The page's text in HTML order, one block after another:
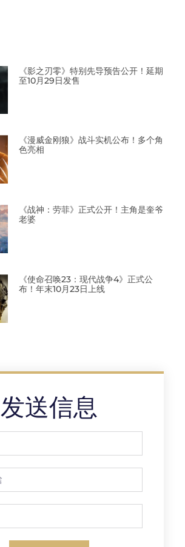
《影之刃零》特别先导预告公开！延期
至10月29日发售
《漫威金刚狼》战斗实机公布！多个角
色亮相
《战神：劳菲》正式公开！主角是奎爷
老婆
《使命召唤23：现代战争4》正式公
布！年末10月23日上线
发送信息